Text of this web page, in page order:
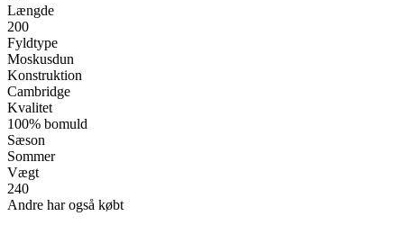
Længde
200
Fyldtype
Moskusdun
Konstruktion
Cambridge
Kvalitet
100% bomuld
Sæson
Sommer
Vægt
240
Andre har også købt